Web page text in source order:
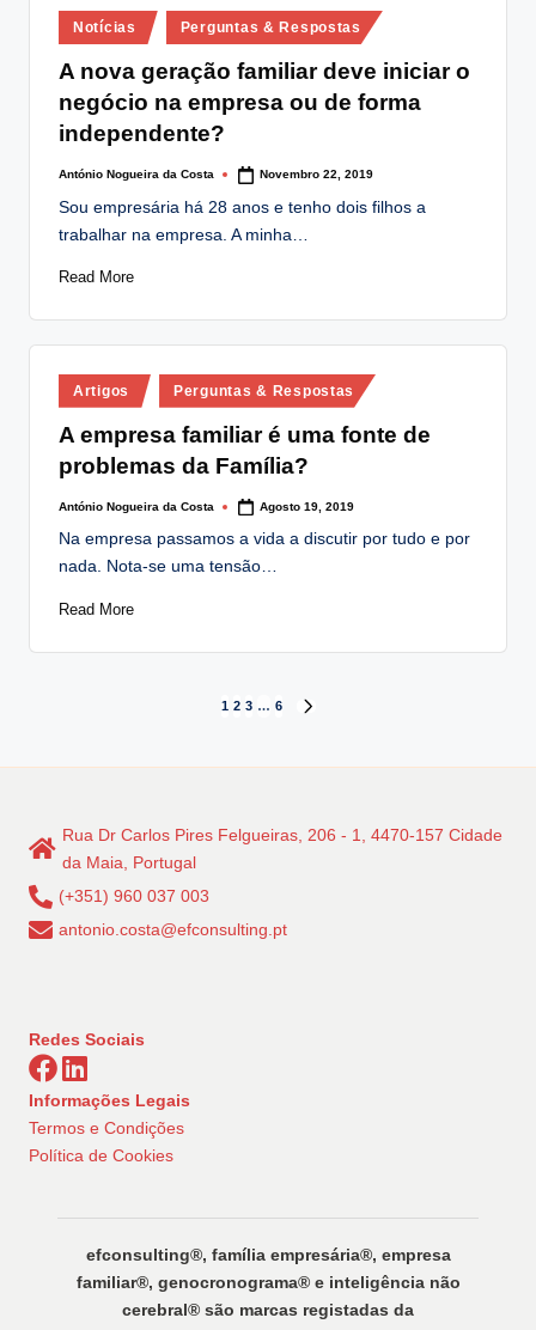
Posted
in
Notícias Perguntas & Respostas
A nova geração familiar deve iniciar o
negócio na empresa ou de forma
independente?
Posted
António Nogueira da Costa Novembro 22, 2019
Sou empresária há 28 anos e tenho dois filhos a
trabalhar na empresa. A minha…
Read More
Posted
in
Artigos Perguntas & Respostas
A empresa familiar é uma fonte de
problemas da Família?
Posted
António Nogueira da Costa Agosto 19, 2019
Na empresa passamos a vida a discutir por tudo e por
nada. Nota-se uma tensão…
Read More
dos
1 2 3 … 6
Rua Dr Carlos Pires Felgueiras, 206 - 1, 4470-157 Cidade
da Maia, Portugal
(+351) 960 037 003
antonio.costa@efconsulting.pt
Redes Sociais
Informações Legais
Termos e Condições
Política de Cookies
efconsulting®️, família empresária®️, empresa
familiar®️, genocronograma®️ e inteligência não
cerebral®️ são marcas registadas da